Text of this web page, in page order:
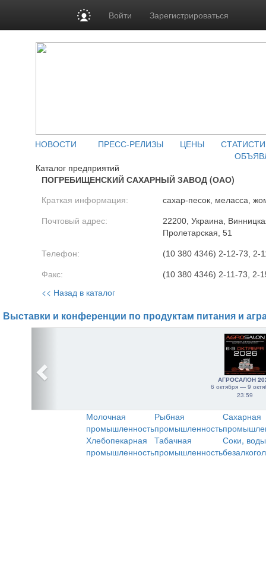
Войти Зарегистрироваться
НОВОСТИ ПРЕСС-РЕЛИЗЫ ЦЕНЫ
Каталог предприятий
ПОГРЕБИЩЕНСКИЙ САХАРНЫЙ ЗАВОД (ОАО)
Краткая информация: сахар-песок, меласса,
Почтовый адрес:
22200, Украина,
Пролетарская, 51
Телефон: (10 380 4346) 2-12-73, 2-
Факс: (10 380 4346) 2-11-73, 2-
<< Назад в каталог
Выставки и конференции по продуктам питания и
АГРОСАЛОН
6 октября — 9
23:59
Молочная
промышленность
Рыбная
промышленность
Сахарная
Хлебопекарная
промышленность
Табачная
промышленность
Соки,